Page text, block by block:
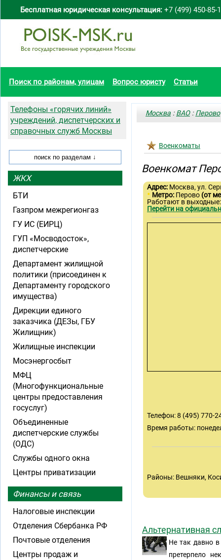
Бесплатная юридическая консультация: +7 (499) 450-85-
Поиск по районам, улицам Вопрос юристу Статьи
Москва :ВАО:Перово
Военкоматы
Военкомат
Адрес: Москва, ул.
• Метро: Перово (от
Работают в
Перейти на
Телефон: 8 (495) 770-
Время работы:
Районы: Вешняки,
Альтернативная
Не так давно
претерпело
Телефоны «горячих линий»
учреждений, диспетчерских и
справочных служб Москвы
ЖКХ
БТИ
Газпром межрегионгаз
ГУ ИС (ЕИРЦ)
ГУП «Мосводосток»,
диспетчерские
Департамент жилищной
политики (присоединен к
Департаменту городского
имущества)
Дирекции единого
заказчика (ДЕЗы, ГБУ
Жилищник)
Жилищные инспекции
Мосэнергосбыт
МФЦ
(Многофункциональные
центры предоставления
госуслуг)
Объединенные
диспетчерские службы
(ОДС)
Службы одного окна
Центры приватизации
Финансы и связь
Налоговые инспекции
Отделения Сбербанка РФ
Почтовые отделения
Центры продаж и